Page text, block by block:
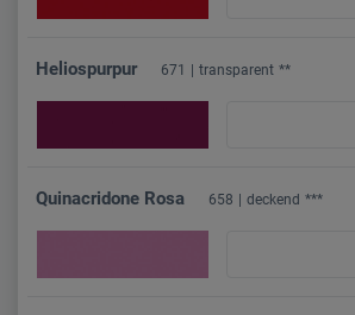
Heliospurpur 671 transparent **
Quinacridone Rosa 658 deckend ***